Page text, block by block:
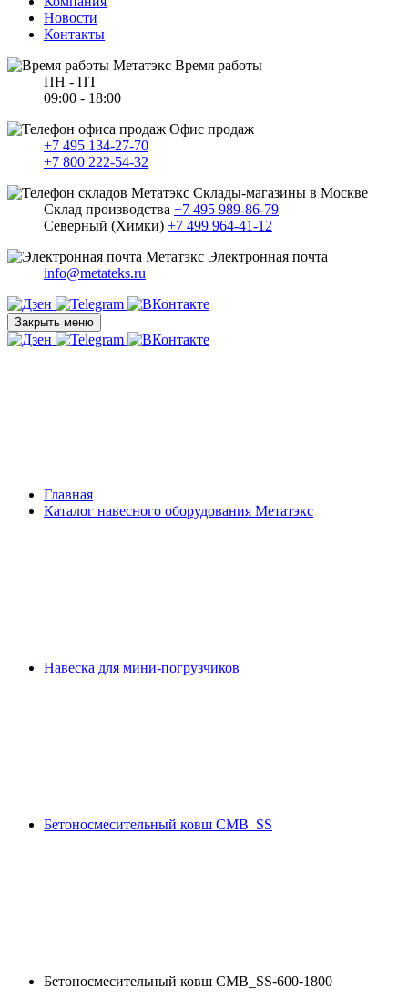
Новости
Контакты
Время работы
ПН - ПТ
09:00 - 18:00
Офис продаж
+7 495 134-27-70
+7 800 222-54-32
Склады-магазины в Москве
Склад производства +7 495 989-86-79
Северный (Химки) +7 499 964-41-12
Электронная почта
info@metateks.ru
Закрыть меню
Главная
Каталог навесного оборудования Метатэкс
Навеска для мини-погрузчиков
Бетоносмесительный ковш CMB_SS
Бетоносмесительный ковш CMB_SS-600-1800